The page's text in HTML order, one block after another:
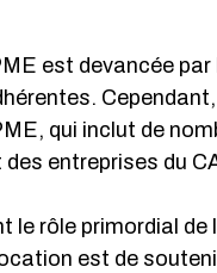
est devancée
qui inclut de
entreprises du
le rôle primordial
est de